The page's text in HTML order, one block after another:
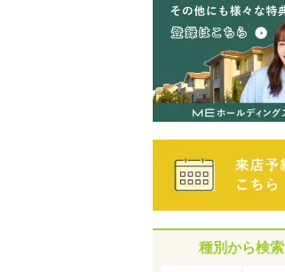
種別から検索